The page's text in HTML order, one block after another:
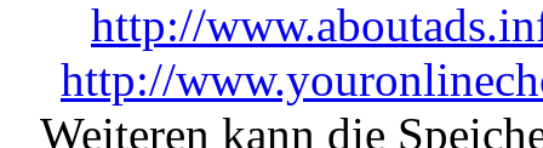
http://
http://
Weiteren kann die